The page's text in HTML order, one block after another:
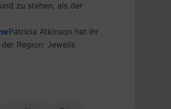
zu stehen, als der
Patricia Atkinson hat ihr
Region: Jeweils